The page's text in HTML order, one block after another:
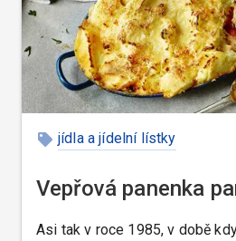
jídla a jídelní lístky
Vepřová panenka
Asi tak v roce 1985, v době